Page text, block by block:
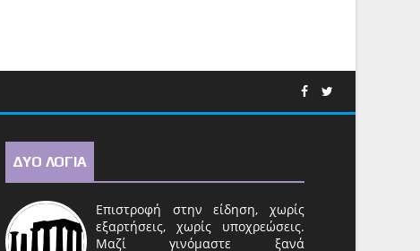
ΔΥΟ ΛΟΓΙΑ
Επιστροφή στην είδηση, χωρίς
εξαρτήσεις, χωρίς υποχρεώσεις.
Μαζί γινόμαστε ξανά